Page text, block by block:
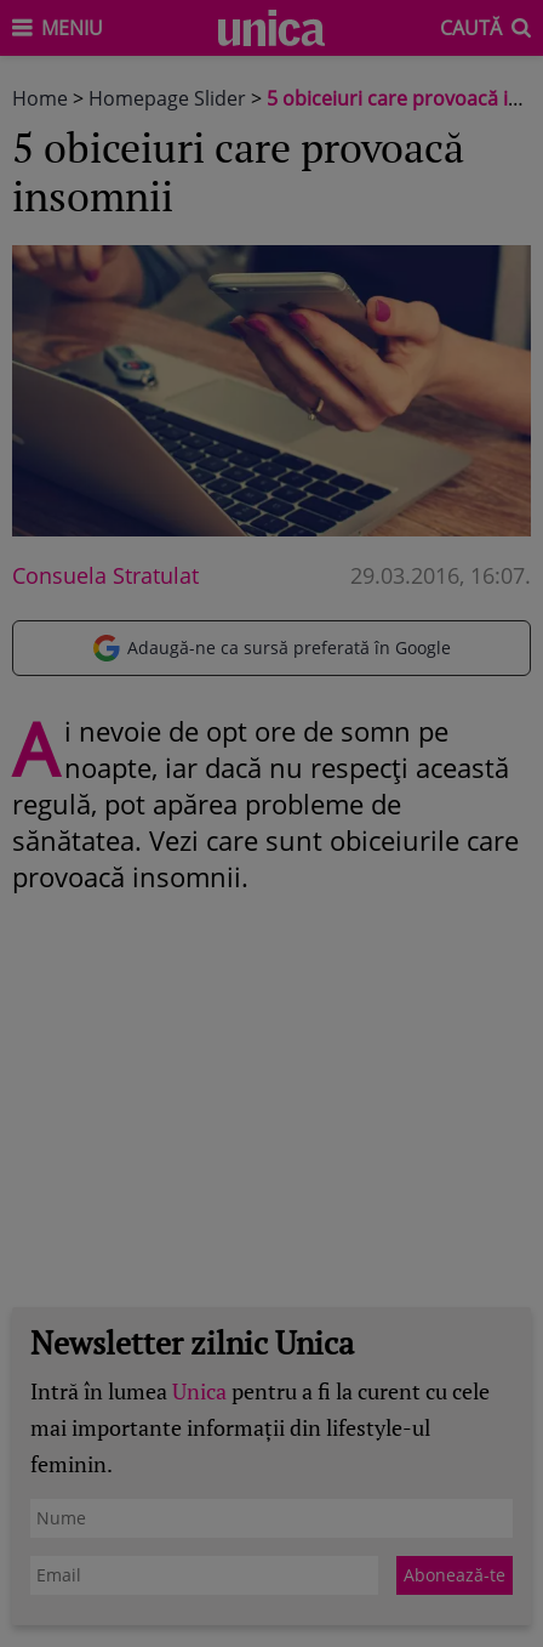
MENIU CAUTĂ
Home > Homepage Slider > 5 obiceiuri care provoacă insomnii
5 obiceiuri care provoacă
insomnii
Consuela Stratulat 29.03.2016, 16:07.
Adaugă-ne ca sursă preferată în Google
A i nevoie de opt ore de somn pe
noapte, iar dacă nu respecți această
regulă, pot apărea probleme de
sănătatea. Vezi care sunt obiceiurile care
provoacă insomnii.
Newsletter zilnic Unica
Intră în lumeaUnicapentru a fi la curent cu cele
mai importante informații din lifestyle-ul
feminin.